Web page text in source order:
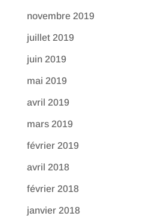
novembre 2019
juillet 2019
juin 2019
mai 2019
avril 2019
mars 2019
février 2019
avril 2018
février 2018
janvier 2018